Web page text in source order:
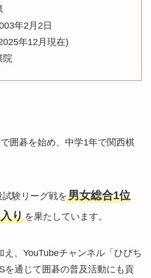
年2月2日
年12月現在)
院
囲碁を始め、中学1年で関西棋
験リーグ戦を男女総合1位
りを果たしています。
え、YouTubeチャンネル「ひびち
を通じて囲碁の普及活動にも貢